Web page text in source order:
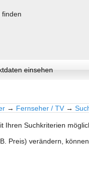
einsehen
→ Fernseher / TV →
Ihren Suchkriterien
Preis) verändern,